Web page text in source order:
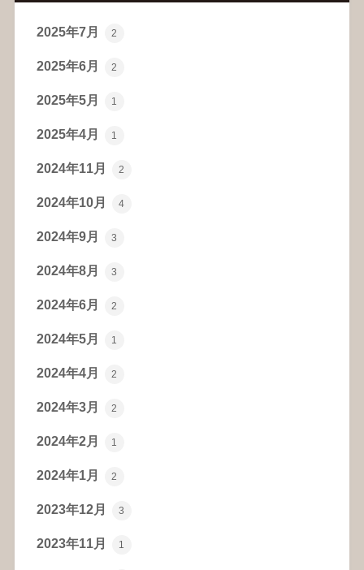
2025年7月 2
2025年6月 2
2025年5月 1
2025年4月 1
2024年11月 2
2024年10月 4
2024年9月 3
2024年8月 3
2024年6月 2
2024年5月 1
2024年4月 2
2024年3月 2
2024年2月 1
2024年1月 2
2023年12月 3
2023年11月 1